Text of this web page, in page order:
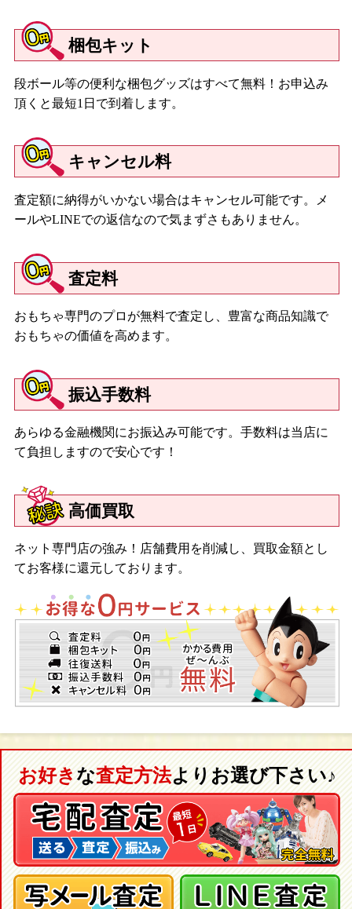
梱包キット
段ボール等の便利な梱包グッズはすべて無料！お申込み
頂くと最短1日で到着します。
キャンセル料
査定額に納得がいかない場合はキャンセル可能です。メ
ールやLINEでの返信なので気まずさもありません。
査定料
おもちゃ専門のプロが無料で査定し、豊富な商品知識で
おもちゃの価値を高めます。
振込手数料
あらゆる金融機関にお振込み可能です。手数料は当店に
て負担しますので安心です！
高価買取
ネット専門店の強み！店舗費用を削減し、買取金額とし
てお客様に還元しております。
お好きな査定方法よりお選び下さい♪